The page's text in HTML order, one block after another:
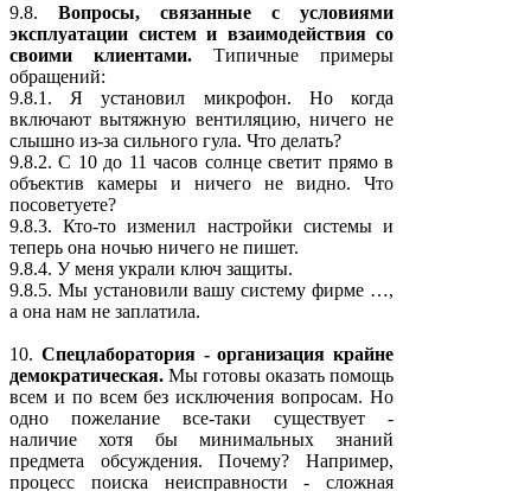
9.8. Вопросы, связанные с условиями
эксплуатации систем и взаимодействия со
своими клиентами. Типичные примеры
обращений:
9.8.1. Я установил микрофон. Но когда
включают вытяжную вентиляцию, ничего не
слышно из-за сильного гула. Что делать?
9.8.2. С 10 до 11 часов солнце светит прямо в
объектив камеры и ничего не видно. Что
посоветуете?
9.8.3. Кто-то изменил настройки системы и
теперь она ночью ничего не пишет.
9.8.4. У меня украли ключ защиты.
9.8.5. Мы установили вашу систему фирме …,
а она нам не заплатила.
10. Спецлаборатория - организация крайне
демократическая. Мы готовы оказать помощь
всем и по всем без исключения вопросам. Но
одно пожелание все-таки существует -
наличие хотя бы минимальных знаний
предмета обсуждения. Почему? Например,
процесс поиска неисправности - сложная